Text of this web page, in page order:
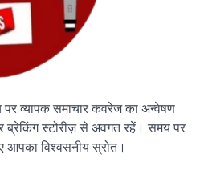
पर व्यापक समाचार कवरेज का अन्वेषण
स्टोरीज़ से अवगत रहें। समय पर
आपका विश्वसनीय स्रोत।